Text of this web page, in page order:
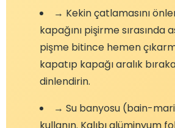
→ Kekin çatlamasını
kapağını pişirme sırasında
pişme bitince hemen
kapatıp kapağı aralık
dinlendirin.
→ Su banyosu (bain-